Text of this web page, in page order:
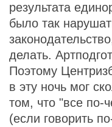
результата
было так
делать.
Поэтому
в эту ночь мог
том, что "все по-
(если говорить